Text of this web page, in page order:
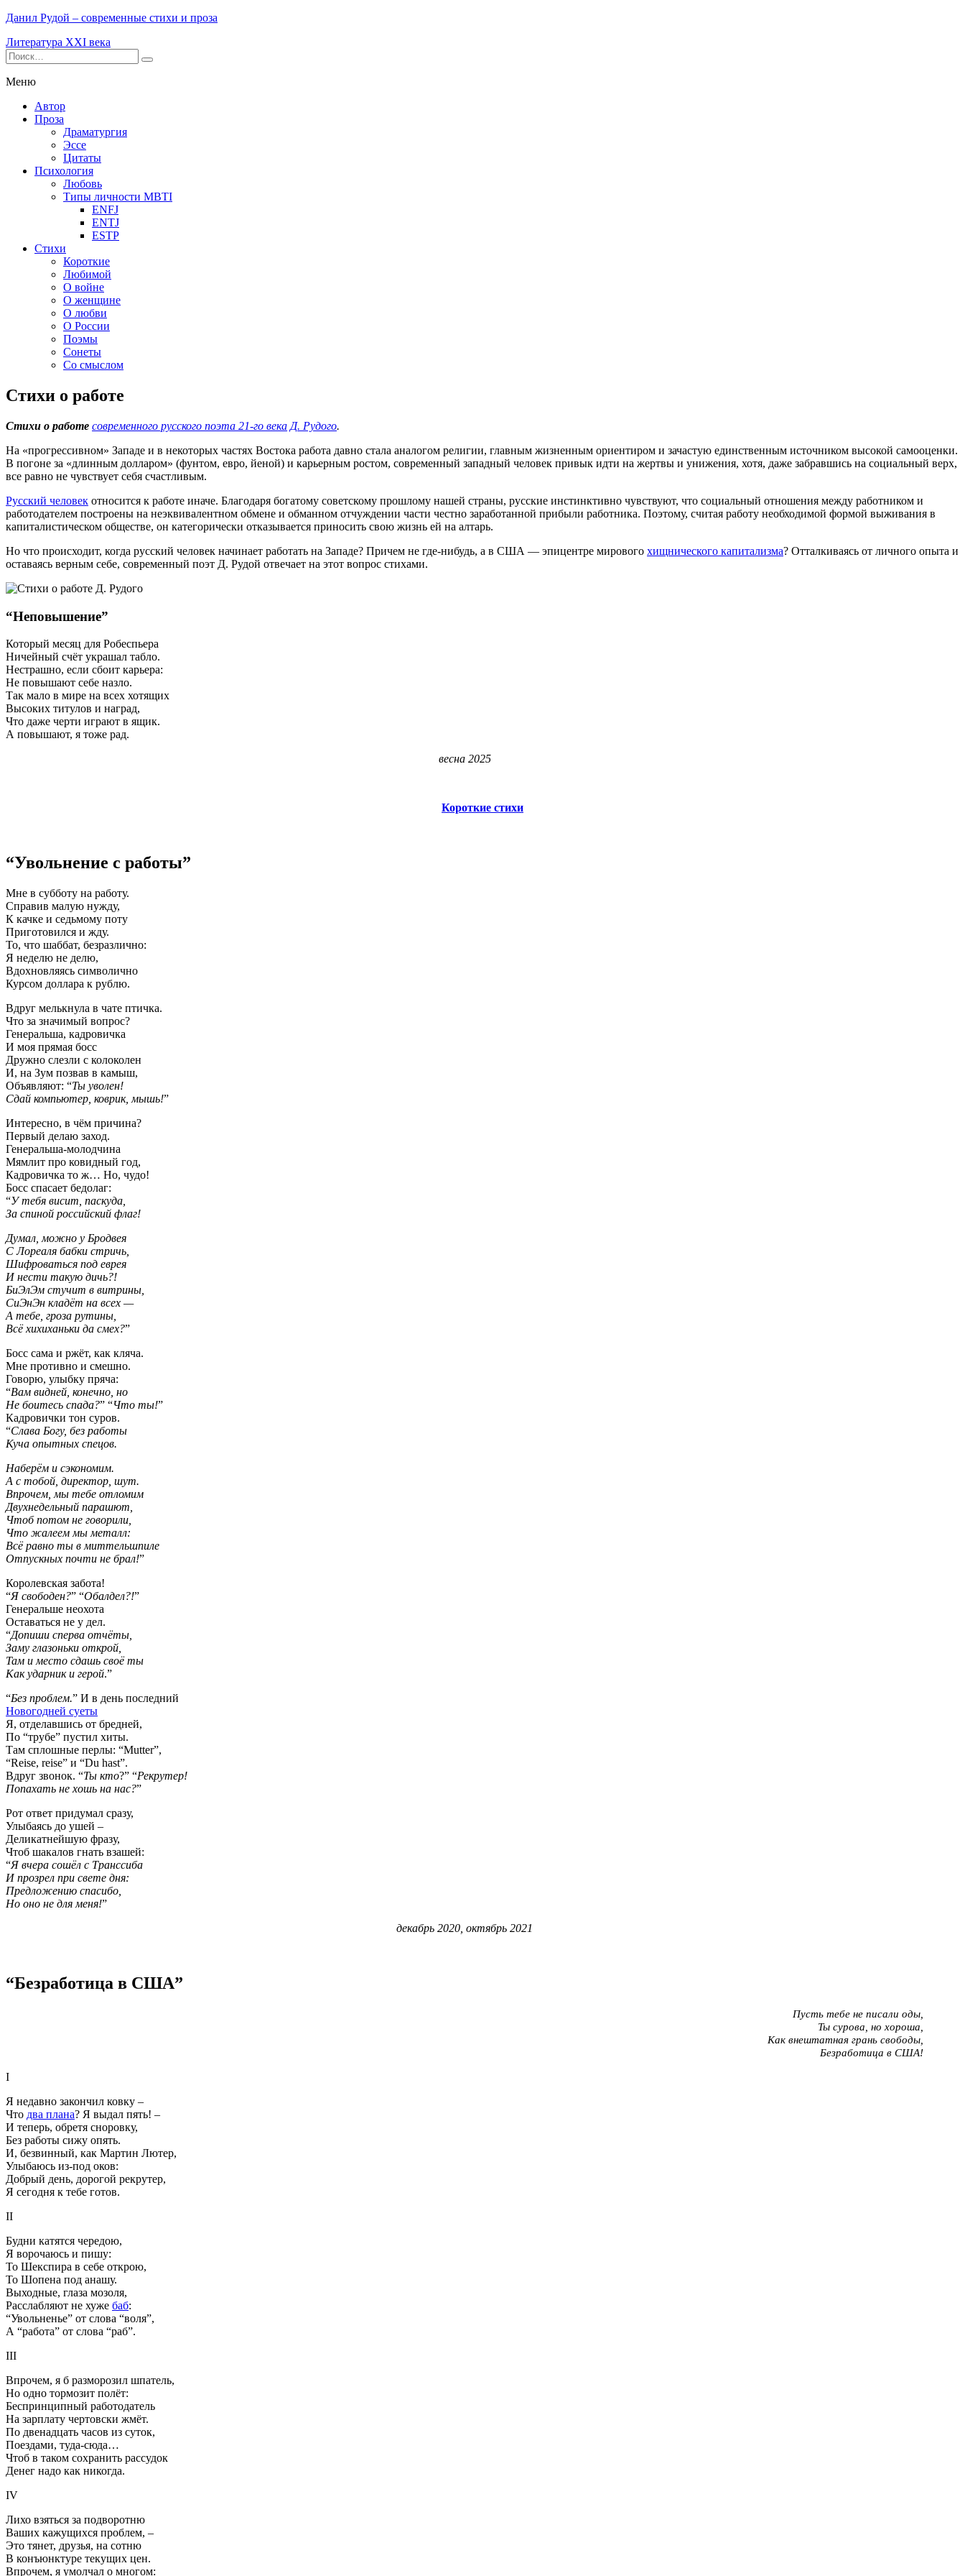
Данил Рудой – современные стихи и проза
Литература XXI века
Меню
Автор
Проза
Драматургия
Эссе
Цитаты
Психология
Любовь
Типы личности MBTI
ENFJ
ENTJ
ESTP
Стихи
Короткие
Любимой
О войне
О женщине
О любви
О России
Поэмы
Сонеты
Со смыслом
Стихи о работе
Стихи о работе современного русского поэта 21-го века Д. Рудого.
На «прогрессивном» Западе и в некоторых частях Востока работа давно стала аналогом религии, главным жизненным ориентиром и зачастую единственным источником высокой самооценки.
В погоне за «длинным долларом» (фунтом, евро, йеной) и карьерным ростом, современный западный человек привык идти на жертвы и унижения, хотя, даже забравшись на социальный верх,
все равно не чувствует себя счастливым.
Русский человек относится к работе иначе. Благодаря богатому советскому прошлому нашей страны, русские инстинктивно чувствуют, что социальный отношения между работником и
работодателем построены на неэквивалентном обмене и обманном отчуждении части честно заработанной прибыли работника. Поэтому, считая работу необходимой формой выживания в
капиталистическом обществе, он категорически отказывается приносить свою жизнь ей на алтарь.
Но что происходит, когда русский человек начинает работать на Западе? Причем не где-нибудь, а в США — эпицентре мирового хищнического капитализма? Отталкиваясь от личного опыта и
оставаясь верным себе, современный поэт Д. Рудой отвечает на этот вопрос стихами.
“Неповышение”
Который месяц для Робеспьера
Ничейный счёт украшал табло.
Нестрашно, если сбоит карьера:
Не повышают себе назло.
Так мало в мире на всех хотящих
Высоких титулов и наград,
Что даже черти играют в ящик.
А повышают, я тоже рад.
весна 2025
Короткие стихи
“Увольнение с работы”
Мне в субботу на работу.
Справив малую нужду,
К качке и седьмому поту
Приготовился и жду.
То, что шаббат, безразлично:
Я неделю не делю,
Вдохновляясь символично
Курсом доллара к рублю.
Вдруг мелькнула в чате птичка.
Что за значимый вопрос?
Генеральша, кадровичка
И моя прямая босс
Дружно слезли с колоколен
И, на Зум позвав в камыш,
Объявляют: “Ты уволен!
Сдай компьютер, коврик, мышь!”
Интересно, в чём причина?
Первый делаю заход.
Генеральша-молодчина
Мямлит про ковидный год,
Кадровичка то ж… Но, чудо!
Босс спасает бедолаг:
“У тебя висит, паскуда,
За спиной российский флаг!
Думал, можно у Бродвея
С Лореаля бабки стричь,
Шифроваться под еврея
И нести такую дичь?!
БиЭлЭм стучит в витрины,
СиЭнЭн кладёт на всех —
А тебе, гроза рутины,
Всё хихиханьки да смех?”
Босс сама и ржёт, как кляча.
Мне противно и смешно.
Говорю, улыбку пряча:
“Вам видней, конечно, но
Не боитесь спада?” “Что ты!”
Кадровички тон суров.
“Слава Богу, без работы
Куча опытных спецов.
Наберём и сэкономим.
А с тобой, директор, шут.
Впрочем, мы тебе отломим
Двухнедельный парашют,
Чтоб потом не говорили,
Что жалеем мы металл:
Всё равно ты в миттельшпиле
Отпускных почти не брал!”
Королевская забота!
“Я свободен?” “Обалдел?!”
Генеральше неохота
Оставаться не у дел.
“Допиши сперва отчёты,
Заму глазоньки открой,
Там и место сдашь своё ты
Как ударник и герой.”
“Без проблем.” И в день последний
Новогодней суеты
Я, отделавшись от бредней,
По “трубе” пустил хиты.
Там сплошные перлы: “Mutter”,
“Reise, reise” и “Du hast”.
Вдруг звонок. “Ты кто?” “Рекрутер!
Попахать не хошь на нас?”
Рот ответ придумал сразу,
Улыбаясь до ушей –
Деликатнейшую фразу,
Чтоб шакалов гнать взашей:
“Я вчера сошёл с Транссиба
И прозрел при свете дня:
Предложению спасибо,
Но оно не для меня!”
декабрь 2020, октябрь 2021
“Безработица в США”
Пусть тебе не писали оды,
Ты сурова, но хороша,
Как внештатная грань свободы,
Безработица в США!
I
Я недавно закончил ковку –
Что два плана? Я выдал пять! –
И теперь, обретя сноровку,
Без работы сижу опять.
И, безвинный, как Мартин Лютер,
Улыбаюсь из-под оков:
Добрый день, дорогой рекрутер,
Я сегодня к тебе готов.
II
Будни катятся чередою,
Я ворочаюсь и пишу:
То Шекспира в себе открою,
То Шопена под анашу.
Выходные, глаза мозоля,
Расслабляют не хуже баб:
“Увольненье” от слова “воля”,
А “работа” от слова “раб”.
III
Впрочем, я б разморозил шпатель,
Но одно тормозит полёт:
Беспринципный работодатель
На зарплату чертовски жмёт.
По двенадцать часов из суток,
Поездами, туда-сюда…
Чтоб в таком сохранить рассудок
Денег надо как никогда.
IV
Лихо взяться за подворотню
Ваших кажущихся проблем, –
Это тянет, друзья, на сотню
В конъюнктуре текущих цен.
Впрочем, я умолчал о многом: